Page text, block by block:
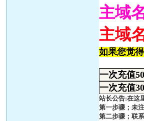
主域
主域
如果您觉
一次充值
一次充值
站长公告:在这
第一步骤；未
第二步骤；联